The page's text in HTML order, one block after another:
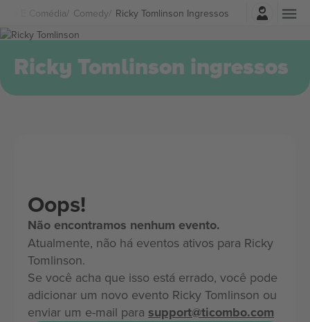
E Comédia Comedy Ricky Tomlinson Ingressos
Entrar
Ricky Tomlinson ingressos
Oops!
Não encontramos nenhum evento.
Atualmente, não há eventos ativos para Ricky
Tomlinson.
Se você acha que isso está errado, você pode
adicionar um novo evento Ricky Tomlinson ou
enviar um e-mail para support@ticombo.com